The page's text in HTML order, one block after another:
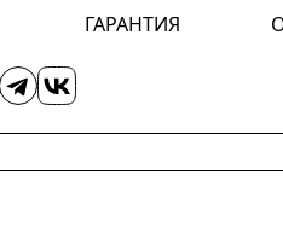
ГАРАНТИЯ